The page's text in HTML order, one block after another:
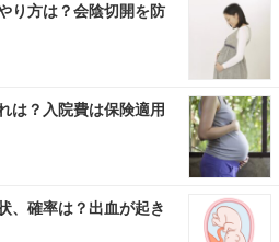
り方は？会陰切開を防
は？入院費は保険適用
、確率は？出血が起き